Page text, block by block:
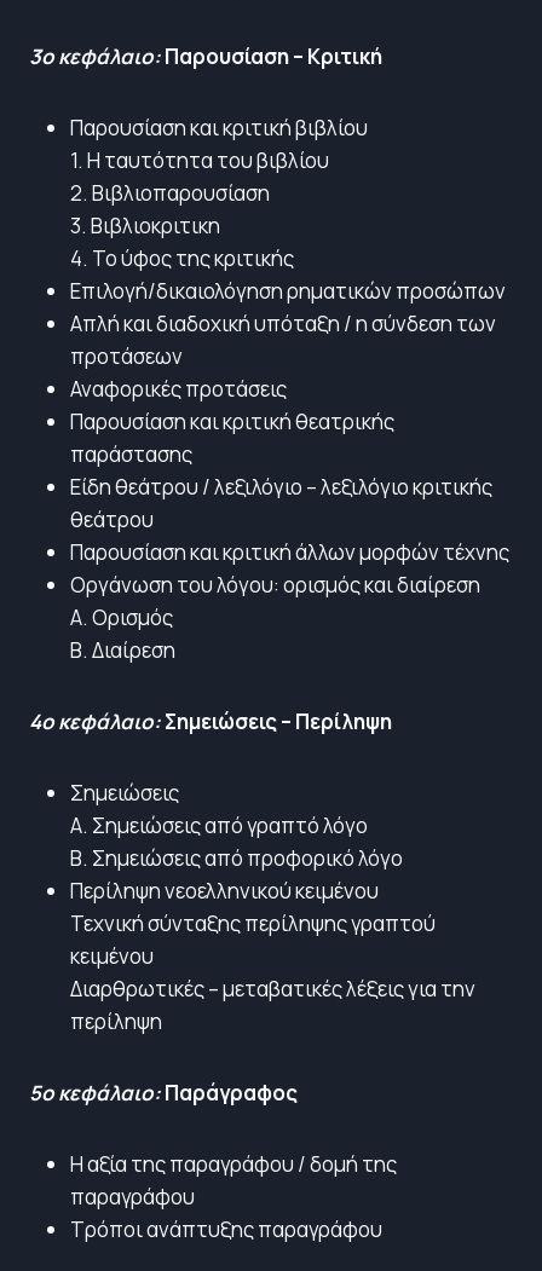
3ο κεφάλαιο:Παρουσίαση – Κριτική
Παρουσίαση και κριτική βιβλίου
1. Η ταυτότητα του βιβλίου
2. Βιβλιοπαρουσίαση
3. Βιβλιοκριτικη
4. Το ύφος της κριτικής
Επιλογή/δικαιολόγηση ρηματικών προσώπων
Απλή και διαδοχική υπόταξη / η σύνδεση των
προτάσεων
Αναφορικές προτάσεις
Παρουσίαση και κριτική θεατρικής
παράστασης
Είδη θεάτρου / λεξιλόγιο – λεξιλόγιο κριτικής
θεάτρου
Παρουσίαση και κριτική άλλων μορφών τέχνης
Οργάνωση του λόγου: ορισμός και διαίρεση
Α. Ορισμός
Β. Διαίρεση
4ο κεφάλαιο:Σημειώσεις – Περίληψη
Σημειώσεις
Α. Σημειώσεις από γραπτό λόγο
Β. Σημειώσεις από προφορικό λόγο
Περίληψη νεοελληνικού κειμένου
Τεχνική σύνταξης περίληψης γραπτού
κειμένου
Διαρθρωτικές – μεταβατικές λέξεις για την
περίληψη
5ο κεφάλαιο:Παράγραφος
Η αξία της παραγράφου / δομή της
παραγράφου
Τρόποι ανάπτυξης παραγράφου